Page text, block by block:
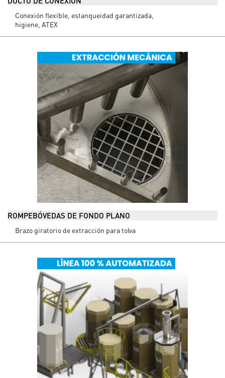
Conexión flexible, estanqueidad garantizada,
higiene, ATEX
ROMPEBÓVEDAS DE FONDO PLANO
Brazo giratorio de extracción para tolva